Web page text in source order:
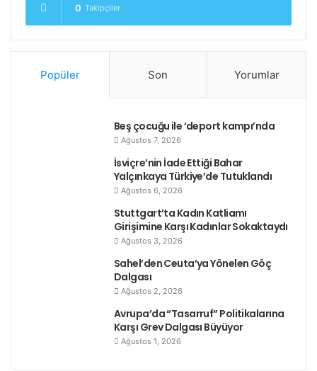
8-14 Şubat arasında 7 gün.
en büyük müşterisi olan “kamu”dan yani devletten
sağladığı söyleniyor.
fujitsu manchester
0 Takipçiler
Popüler Son Yorumlar
Beş çocuğu ile ‘deport kampı’nda
Ağustos 7, 2026
İsviçre’nin İade Ettiği Bahar
Yalçınkaya Türkiye’de Tutuklandı
Ağustos 6, 2026
Stuttgart’ta Kadın Katliamı
Girişimine Karşı Kadınlar Sokaktaydı
Ağustos 3, 2026
Sahel’den Ceuta’ya Yönelen Göç
Dalgası
Ağustos 2, 2026
Avrupa’da “Tasarruf” Politikalarına
Karşı Grev Dalgası Büyüyor
Ağustos 1, 2026